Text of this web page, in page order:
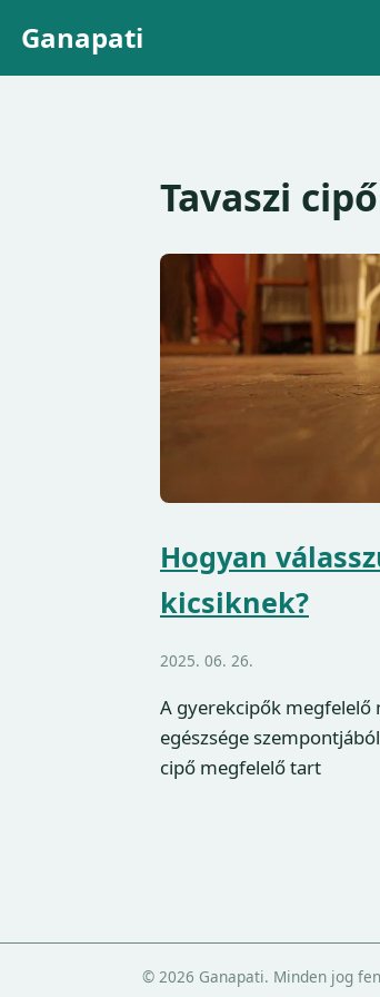
Ganapati
Tavaszi
Hogyan
kicsiknek?
2025. 06. 26.
A gyerekcipők megfelelő
egészsége
cipő megfelelő tart
© 2026 Ganapati. Minden jog